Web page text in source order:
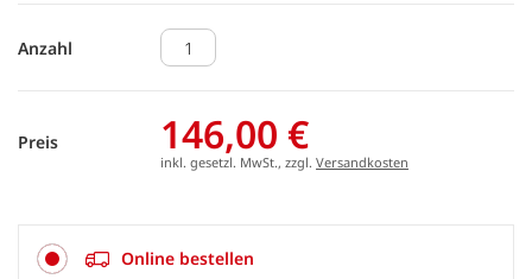
Anzahl
Preis 146,00 €
inkl. gesetzl. MwSt., zzgl. Versandkosten
Online bestellen